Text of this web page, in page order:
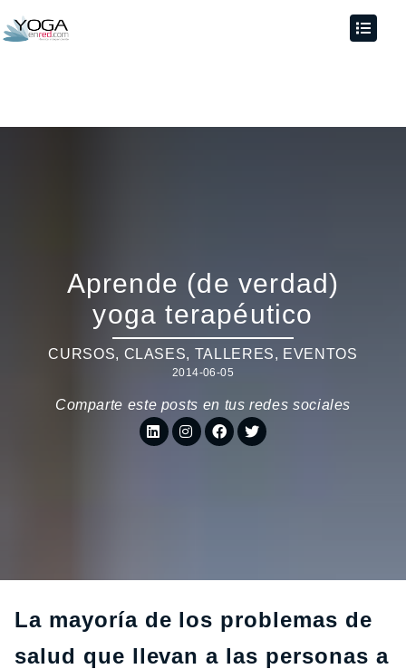
Aprende (de verdad)
yoga terapéutico
CURSOS, CLASES, TALLERES, EVENTOS
2014-06-05
Comparte este posts en tus redes sociales
La mayoría de los problemas de
salud que llevan a las personas a